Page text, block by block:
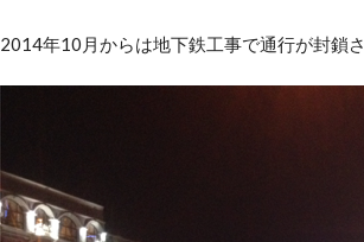
2014年10月からは地下鉄工事で通行が封鎖